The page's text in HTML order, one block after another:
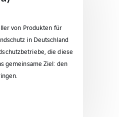
von Produkten für
in Deutschland
die diese
gemeinsame Ziel: den